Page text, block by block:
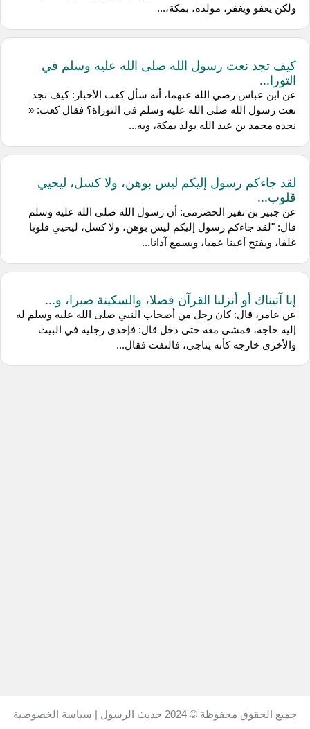
ولكن يعفو ويغفر، مولده، بمكة،...
كيف تجد نعت رسول الله صلى الله عليه وسلم في
التورا...
عن ابن عباس رضي الله عنهما، أنه سأل كعب الأحبار: كيف تجد
نعت رسول الله صلى الله عليه وسلم في التوراة؟ فقال كعب: «
نجده محمد بن عبد الله يولد بمكة، ويه...
لقد جاءكم رسول إليكم ليس بوهن، ولا كسل، ليحيي
قلوب...
عن جبير بن نفير الحضرمي: أن رسول الله صلى الله عليه وسلم
قال: "لقد جاءكم رسول إليكم ليس بوهن، ولا كسل، ليحيي قلوبا
غلفا، ويفتح أعينا عميا، ويسمع آذانا...
إنا آتيناك أو أنزلنا القرآن فصلا، والسكينة صبرا، و...
عن عامر، قال: كان رجل من أصحاب النبي صلى الله عليه وسلم له
إليه حاجة، فمشى معه حتى دخل قال: فإحدى رجليه في البيت
والأخرى خارجه كأنه يناجي، فالتفت فقال...
جميع الحقوق محفوظة © 2024 حديث الرسول | سياسة الخصوصية